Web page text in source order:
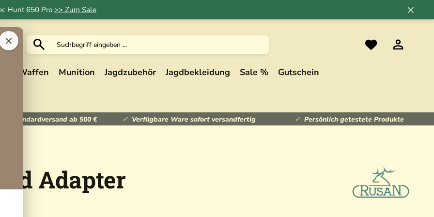
Hunt 650 Pro >> Zum Sale
×
×
Waffen Munition Jagdzubehör Jagdbekleidung Sale % Gutschein
Standardversand ab 500 € Verfügbare Ware sofort versandfertig Persönlich getestete Produkte
Adapter